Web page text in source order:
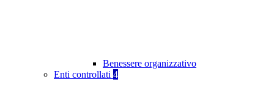
Benessere organizzativo
Enti controllati 4